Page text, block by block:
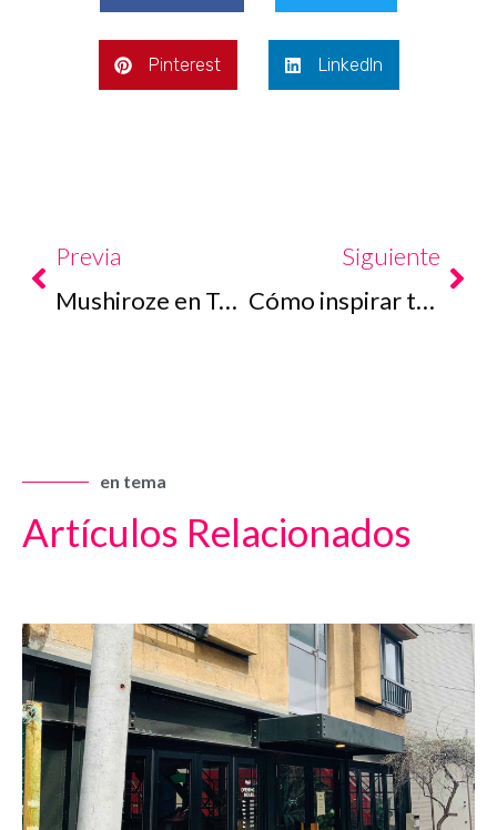
Pinterest LinkedIn
Previa
Mushiroze en Tokunoshima
Siguiente
Cómo inspirar tu viaje en Japón
en tema
Artículos Relacionados